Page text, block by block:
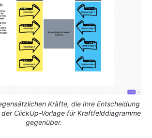
Kräfte, die Ihre Entscheidung
ClickUp-Vorlage für Kraftfelddiagramme
gegenüber.